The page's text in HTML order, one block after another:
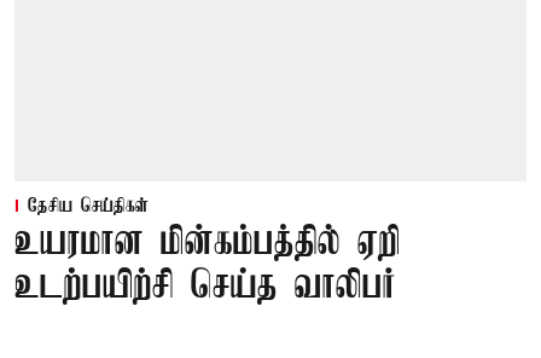
தேசிய செய்திகள்
உயரமான மின்கம்பத்தில் ஏறி
உடற்பயிற்சி செய்த வாலிபர்